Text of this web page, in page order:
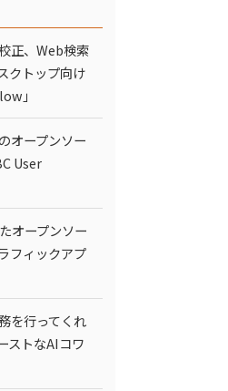
正、Web検索
クトップ向け
」
オープンソー
User
オープンソー
フィックアプ
を行ってくれ
ストなAIコワ